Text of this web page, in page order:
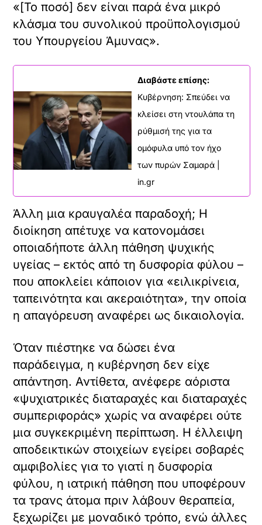
«[Το ποσό] δεν είναι παρά ένα μικρό
κλάσμα του συνολικού προϋπολογισμού
του Υπουργείου Άμυνας».
Διαβάστε επίσης:
Κυβέρνηση: Σπεύδει να
κλείσει στη ντουλάπα τη
ρύθμισή της για τα
ομόφυλα υπό τον ήχο
των πυρών Σαμαρά |
in.gr
Άλλη μια κραυγαλέα παραδοχή; Η
διοίκηση απέτυχε να κατονομάσει
οποιαδήποτε άλλη πάθηση ψυχικής
υγείας – εκτός από τη δυσφορία φύλου –
που αποκλείει κάποιον για «ειλικρίνεια,
ταπεινότητα και ακεραιότητα», την οποία
η απαγόρευση αναφέρει ως δικαιολογία.
Όταν πιέστηκε να δώσει ένα
παράδειγμα, η κυβέρνηση δεν είχε
απάντηση. Αντίθετα, ανέφερε αόριστα
«ψυχιατρικές διαταραχές και διαταραχές
συμπεριφοράς» χωρίς να αναφέρει ούτε
μια συγκεκριμένη περίπτωση. Η έλλειψη
αποδεικτικών στοιχείων εγείρει σοβαρές
αμφιβολίες για το γιατί η δυσφορία
φύλου, η ιατρική πάθηση που υποφέρουν
τα τρανς άτομα πριν λάβουν θεραπεία,
ξεχωρίζει με μοναδικό τρόπο, ενώ άλλες